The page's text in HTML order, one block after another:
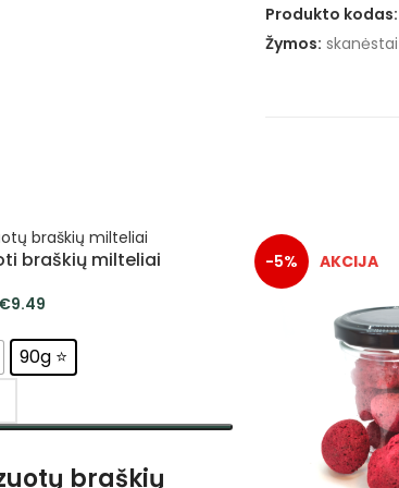
Produkto kodas:
Žymos: skanėstai
braškių milteliai
9.49
90g ⭐
braškių
-5%